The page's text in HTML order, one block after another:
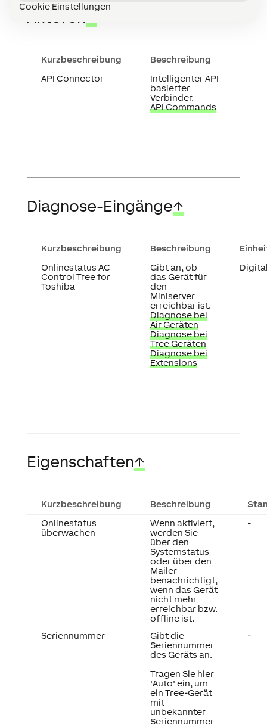
Cookie Einstellungen
Aktoren ↑
Kurzbeschreibung
Beschreibung
API Connector
Intelligenter API
basierter
Verbinder.
API Commands
Diagnose-Eingänge↑
Kurzbeschreibung Beschreibung
Onlinestatus AC
Control Tree for
Toshiba
Gibt an, ob
das Gerät für
den
Miniserver
erreichbar ist.
Diagnose bei
Air Geräten
Diagnose bei
Tree Geräten
Diagnose bei
Extensions
Eigenschaften↑
Kurzbeschreibung Beschreibung
Onlinestatus
überwachen
Wenn aktiviert,
werden Sie
über den
Systemstatus
oder über den
Mailer
benachrichtigt,
wenn das Gerät
nicht mehr
erreichbar bzw.
offline ist.
-
Seriennummer
Gibt die
Seriennummer
des Geräts an.
Tragen Sie hier
'Auto' ein, um
ein Tree-Gerät
mit
unbekannter
Seriennummer
-